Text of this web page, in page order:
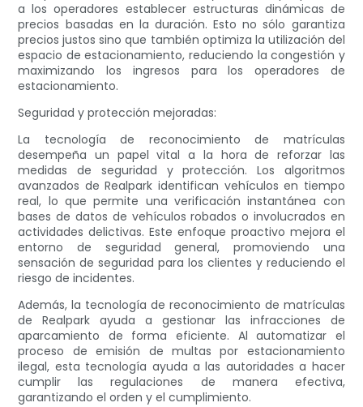
a los operadores establecer estructuras dinámicas de
precios basadas en la duración. Esto no sólo garantiza
precios justos sino que también optimiza la utilización del
espacio de estacionamiento, reduciendo la congestión y
maximizando los ingresos para los operadores de
estacionamiento.
Seguridad y protección mejoradas:
La tecnología de reconocimiento de matrículas
desempeña un papel vital a la hora de reforzar las
medidas de seguridad y protección. Los algoritmos
avanzados de Realpark identifican vehículos en tiempo
real, lo que permite una verificación instantánea con
bases de datos de vehículos robados o involucrados en
actividades delictivas. Este enfoque proactivo mejora el
entorno de seguridad general, promoviendo una
sensación de seguridad para los clientes y reduciendo el
riesgo de incidentes.
Además, la tecnología de reconocimiento de matrículas
de Realpark ayuda a gestionar las infracciones de
aparcamiento de forma eficiente. Al automatizar el
proceso de emisión de multas por estacionamiento
ilegal, esta tecnología ayuda a las autoridades a hacer
cumplir las regulaciones de manera efectiva,
garantizando el orden y el cumplimiento.